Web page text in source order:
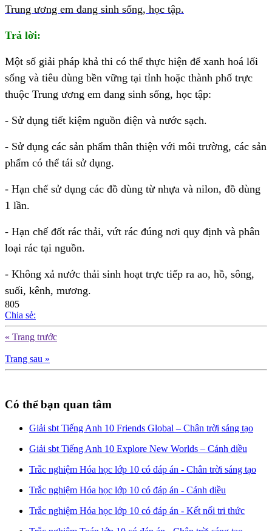
Trung ương em đang sinh sống, học tập.
Trả lời:
Một số giải pháp khả thi có thể thực hiện để xanh hoá lối
sống và tiêu dùng bền vững tại tỉnh hoặc thành phố trực
thuộc Trung ương em đang sinh sống, học tập:
- Sử dụng tiết kiệm nguồn điện và nước sạch.
- Sử dụng các sản phẩm thân thiện với môi trường, các sản
phẩm có thể tái sử dụng.
- Hạn chế sử dụng các đồ dùng từ nhựa và nilon, đồ dùng
1 lần.
- Hạn chế đốt rác thải, vứt rác đúng nơi quy định và phân
loại rác tại nguồn.
- Không xả nước thải sinh hoạt trực tiếp ra ao, hồ, sông,
suối, kênh, mương.
805
Chia sẻ:
« Trang trước
Trang sau »
Có thể bạn quan tâm
Giải sbt Tiếng Anh 10 Friends Global – Chân trời sáng tạo
Giải sbt Tiếng Anh 10 Explore New Worlds – Cánh diều
Trắc nghiệm Hóa học lớp 10 có đáp án - Chân trời sáng tạo
Trắc nghiệm Hóa học lớp 10 có đáp án - Cánh diều
Trắc nghiệm Hóa học lớp 10 có đáp án - Kết nối tri thức